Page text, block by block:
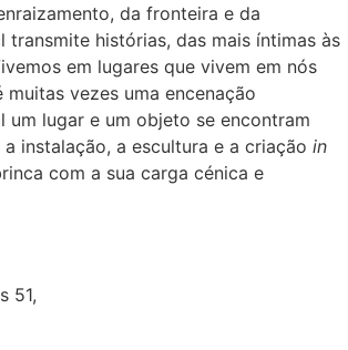
da fronteira e da
transmite histórias, das mais íntimas às
em lugares que vivem em nós
muitas vezes uma encenação
um lugar e um objeto se encontram
instalação, a escultura e a criação in
com a sua carga cénica e
51,